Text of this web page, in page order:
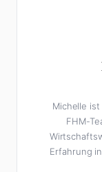
Michelle
FHM-
Erfahrung